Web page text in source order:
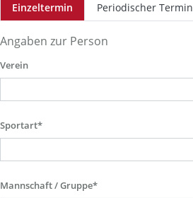
Einzeltermin Periodischer Termin
Angaben zur Person
Verein
Sportart*
Mannschaft / Gruppe*